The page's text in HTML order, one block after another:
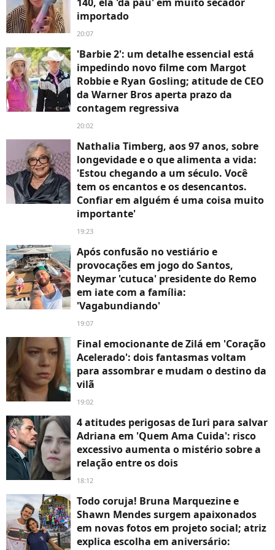
importado
20:07
'Barbie 2': um detalhe essencial está
impedindo novo filme com Margot
Robbie e Ryan Gosling; atitude de CEO
da Warner Bros aperta prazo da
contagem regressiva
20:02
Nathalia Timberg, aos 97 anos, sobre
longevidade e o que alimenta a vida:
'Estou chegando a um século. Você
tem os encantos e os desencantos.
Confiar em alguém é uma coisa muito
importante'
19:23
Após confusão no vestiário e
provocações em jogo do Santos,
Neymar 'cutuca' presidente do Remo
em iate com a família:
'Vagabundiando'
19:07
Final emocionante de Zilá em 'Coração
Acelerado': dois fantasmas voltam
para assombrar e mudam o destino da
vilã
19:02
4 atitudes perigosas de Iuri para salvar
Adriana em 'Quem Ama Cuida': risco
excessivo aumenta o mistério sobre a
relação entre os dois
18:12
Todo coruja! Bruna Marquezine e
Shawn Mendes surgem apaixonados
em novas fotos em projeto social; atriz
explica escolha em aniversário: